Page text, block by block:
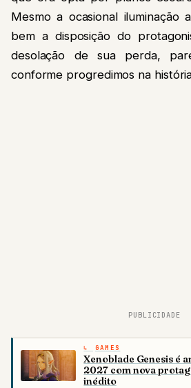
Mesmo a ocasional iluminação
bem a disposição do
desolação de sua perda,
conforme progredimos na
PUBLICIDADE
GAMES
Xenoblade Genesis é
2027 com nova
inédito